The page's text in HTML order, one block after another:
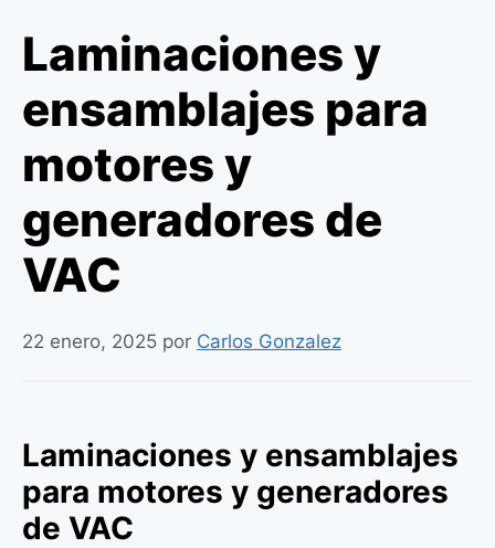
Laminaciones y
ensamblajes para
motores y
generadores de
VAC
22 enero, 2025 por Carlos Gonzalez
Laminaciones y ensamblajes
para motores y generadores
de VAC